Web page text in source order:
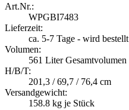
Art.Nr.:
WPGBI7483
Lieferzeit:
ca. 5-7 Tage - wird bestellt
Volumen:
561 Liter Gesamtvolumen
H/B/T:
201,3 / 69,7 / 76,4 cm
Versandgewicht:
158.8 kg je Stück